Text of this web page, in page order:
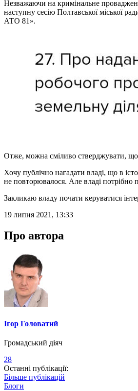
Незважаючи на кримінальне
наступну сесію Полтавської міської
АТО 81».
Отже, можна сміливо стверджувати,
Хочу публічно нагадати владі, що в
не повторювалося. Але владі потрібно
Закликаю владу почати керуватися
19 липня 2021, 13:33
Про автора
Ігор Головатий
Громадський діяч
28
Останні публікації:
Більше публікацій
Блоги